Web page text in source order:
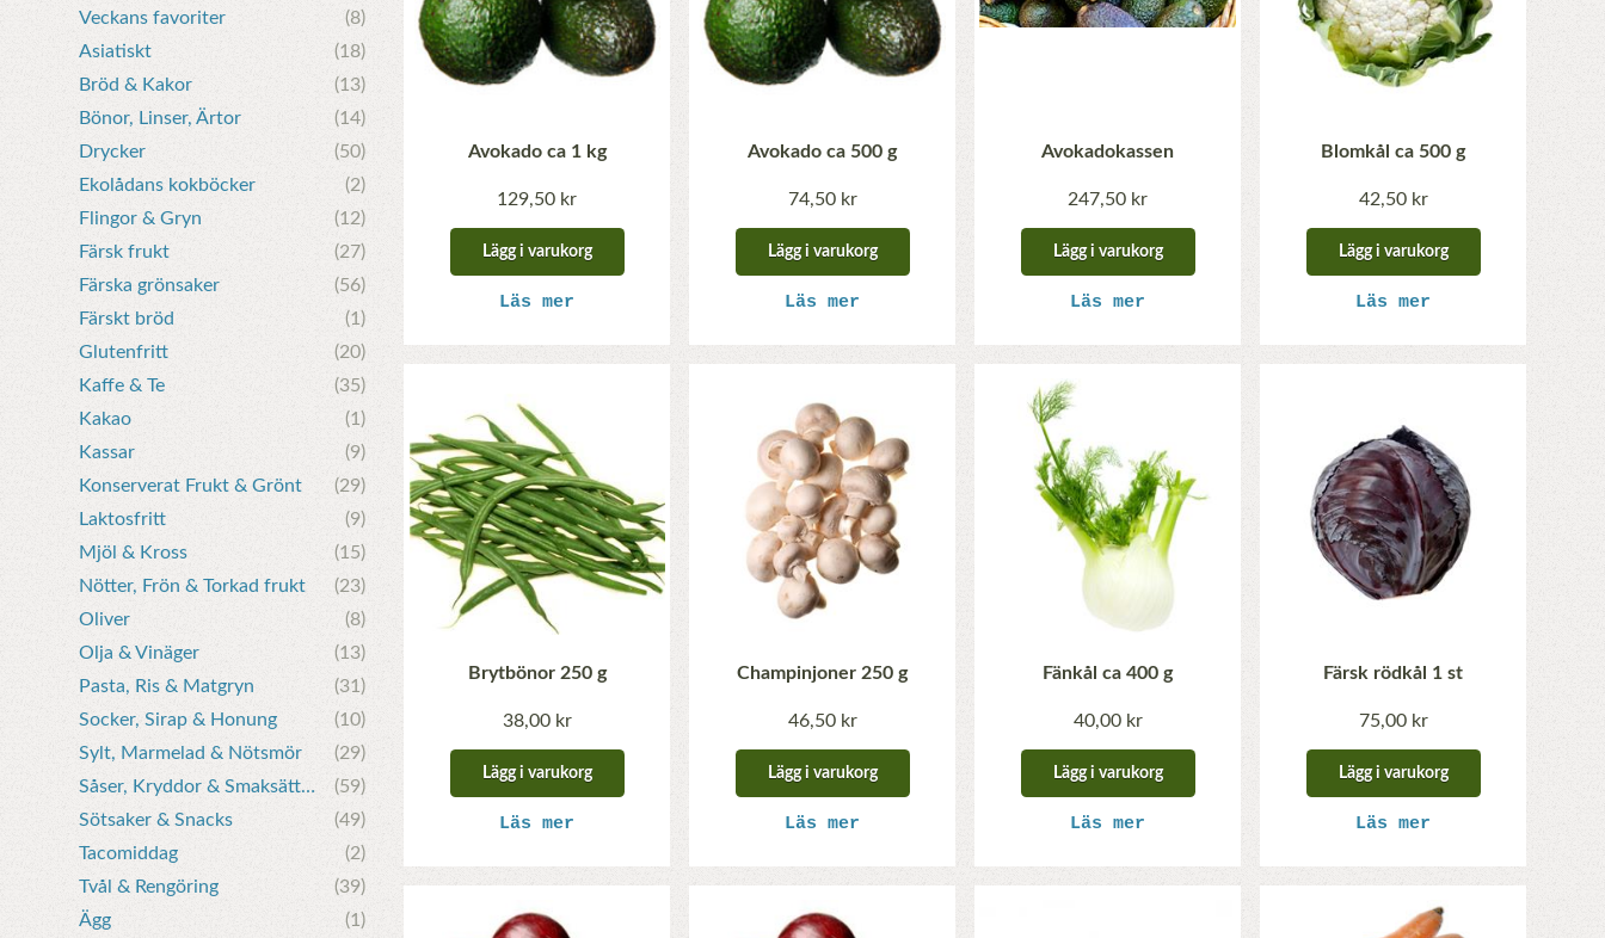
Veckans favoriter
(8)
Asiatiskt
(18)
Bröd & Kakor
(13)
Bönor, Linser, Ärtor
(14)
Drycker
(50)
Ekolådans kokböcker
(2)
Flingor & Gryn
(12)
Färsk frukt
(27)
Färska grönsaker
(56)
Färskt bröd
(1)
Glutenfritt
(20)
Kaffe & Te
(35)
Kakao
(1)
Kassar
(9)
Konserverat Frukt & Grönt
(29)
Laktosfritt
(9)
Mjöl & Kross
(15)
Nötter, Frön & Torkad frukt
(23)
Oliver
(8)
Olja & Vinäger
(13)
Pasta, Ris & Matgryn
(31)
Socker, Sirap & Honung
(10)
Sylt, Marmelad & Nötsmör
(29)
Såser, Kryddor & Smaksättare
(59)
Sötsaker & Snacks
(49)
Tacomiddag
(2)
Tvål & Rengöring
(39)
Ägg
(1)
Avokado ca 1 kg
129,50 kr
Lägg i varukorg
Läs mer
Avokado ca 500 g
74,50 kr
Lägg i varukorg
Läs mer
Avokadokassen
247,50 kr
Lägg i varukorg
Läs mer
Blomkål ca 500 g
42,50 kr
Lägg i varukorg
Läs mer
Brytbönor 250 g
38,00 kr
Lägg i varukorg
Läs mer
Champinjoner 250 g
46,50 kr
Lägg i varukorg
Läs mer
Fänkål ca 400 g
40,00 kr
Lägg i varukorg
Läs mer
Färsk rödkål 1 st
75,00 kr
Lägg i varukorg
Läs mer